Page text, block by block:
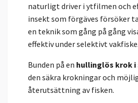
naturligt driver i ytfilmen och
insekt som förgäves försöker
en teknik som gång på gång
effektiv under selektivt vakfiske.
Bunden på en hullinglös krok i
den säkra krokningar och
återutsättning av fisken.